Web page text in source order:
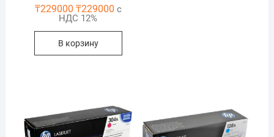
₸229000 ₸229000 с
НДС 12%
В корзину